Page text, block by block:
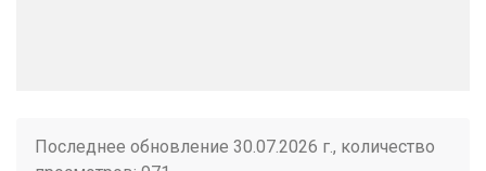
Последнее обновление 30.07.2026 г., количество